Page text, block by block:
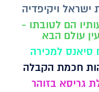
ישראל ויקיפדיה
הם לטובתו -
עולם הבא
סיאנס למכירה
חכמת הקבלה
גריסא בזוהר